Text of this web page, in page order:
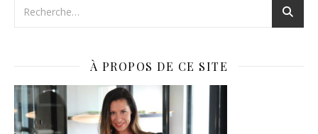
À PROPOS DE CE SITE